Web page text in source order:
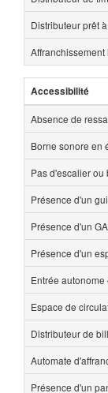
Distributeur prêt
Affranchissement
Accessibilité
Absence de
Borne sonore en
Pas d'escalier
Présence d'un
Présence d'un
Présence d'un
Entrée
Espace de
Distributeur de
Automate
Présence d'un